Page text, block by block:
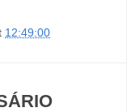
12:49:00